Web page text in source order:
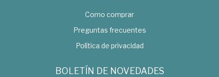
Como comprar
Preguntas frecuentes
Política de privacidad
BOLETÍN DE NOVEDADES